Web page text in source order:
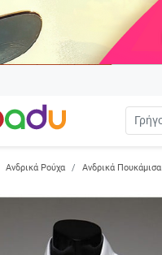
Ανδρικά Ρούχα Ανδρικά Πουκάμισα